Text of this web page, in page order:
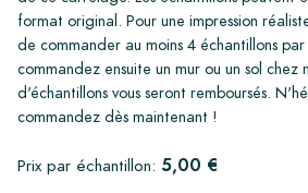
format original. Pour une impression
de commander au moins 4 échantillons
commandez ensuite un mur ou un sol chez
d'échantillons vous seront remboursés.
commandez dès maintenant !
Prix par échantillon: 5,00 €